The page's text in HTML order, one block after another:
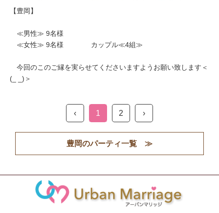
【豊岡】
≪男性≫ 9名様
≪女性≫ 9名様 カップル≪4組≫
今回のこのご縁を実らせてくださいますようお願い致します＜
(_ _)＞
‹ 1 2 ›
豊岡のパーティ一覧 ≫